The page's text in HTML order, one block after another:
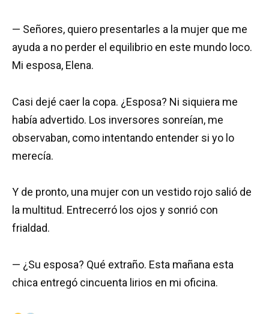
— Señores, quiero presentarles a la mujer que me
ayuda a no perder el equilibrio en este mundo loco.
Mi esposa, Elena.
Casi dejé caer la copa. ¿Esposa? Ni siquiera me
había advertido. Los inversores sonreían, me
observaban, como intentando entender si yo lo
merecía.
Y de pronto, una mujer con un vestido rojo salió de
la multitud. Entrecerró los ojos y sonrió con
frialdad.
— ¿Su esposa? Qué extraño. Esta mañana esta
chica entregó cincuenta lirios en mi oficina.